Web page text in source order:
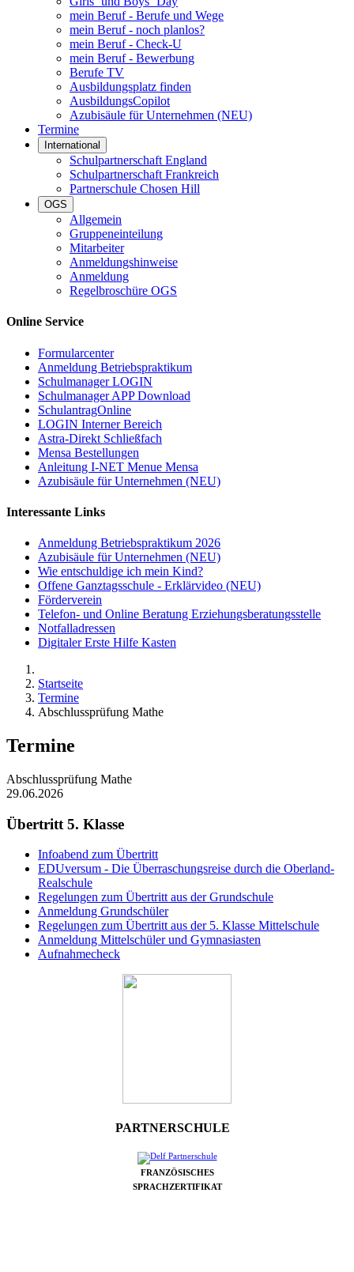
mein Beruf - Berufe und Wege
mein Beruf - noch planlos?
mein Beruf - Check-U
mein Beruf - Bewerbung
Berufe TV
Ausbildungsplatz finden
AusbildungsCopilot
Azubisäule für Unternehmen (NEU)
Termine
International
Schulpartnerschaft England
Schulpartnerschaft Frankreich
Partnerschule Chosen Hill
OGS
Allgemein
Gruppeneinteilung
Mitarbeiter
Anmeldungshinweise
Anmeldung
Regelbroschüre OGS
Online Service
Formularcenter
Anmeldung Betriebspraktikum
Schulmanager LOGIN
Schulmanager APP Download
SchulantragOnline
LOGIN Interner Bereich
Astra-Direkt Schließfach
Mensa Bestellungen
Anleitung I-NET Menue Mensa
Azubisäule für Unternehmen (NEU)
Interessante Links
Anmeldung Betriebspraktikum 2026
Azubisäule für Unternehmen (NEU)
Wie entschuldige ich mein Kind?
Offene Ganztagsschule - Erklärvideo (NEU)
Förderverein
Telefon- und Online Beratung Erziehungsberatungsstelle
Notfalladressen
Digitaler Erste Hilfe Kasten
Startseite
Termine
Abschlussprüfung Mathe
Termine
Abschlussprüfung Mathe
29.06.2026
Übertritt 5. Klasse
Infoabend zum Übertritt
EDUversum - Die Überraschungsreise durch die Oberland-
Realschule
Regelungen zum Übertritt aus der Grundschule
Anmeldung Grundschüler
Regelungen zum Übertritt aus der 5. Klasse Mittelschule
Anmeldung Mittelschüler und Gymnasiasten
Aufnahmecheck
PARTNERSCHULE
FRANZÖSISCHES
SPRACHZERTIFIKAT